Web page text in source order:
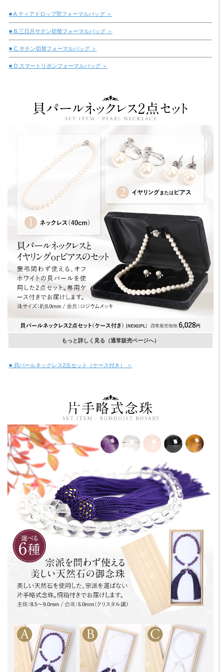
■ A.ティアドロップ型フォーマルバッグ ＞
■ B.三日月サテン切替フォーマルバッグ ＞
■ C.サテン切替フォーマルバッグ ＞
■ D.スマートリボンフォーマルバッグ ＞
もっと詳しく見る（通常販売ページへ）
■ 貝パールネックレス2点セット（ケース付き） ＞